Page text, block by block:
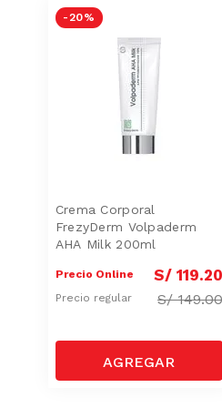
-20 %
Crema Corporal
FrezyDerm Volpaderm
AHA Milk 200ml
Precio Online S/ 119.20
Precio regular S/149.00